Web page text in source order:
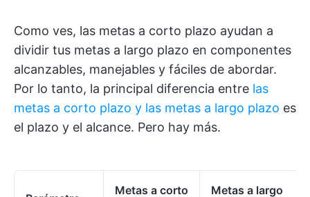
Como ves, las metas a corto plazo ayudan a
dividir tus metas a largo plazo en componentes
alcanzables, manejables y fáciles de abordar.
Por lo tanto, la principal diferencia entre las
metas a corto plazo y las metas a largo plazo es
el plazo y el alcance. Pero hay más.
Metas a corto Metas a largo